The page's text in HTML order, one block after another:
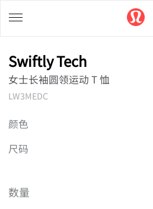
Swiftly Tech
女士长袖圆领运动 T 恤
LW3MEDC
颜色
尺码
数量